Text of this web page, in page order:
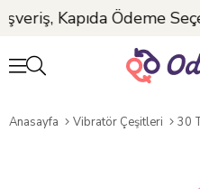
Kapıda Ödeme
Anasayfa Vibratör Çeşitleri 30